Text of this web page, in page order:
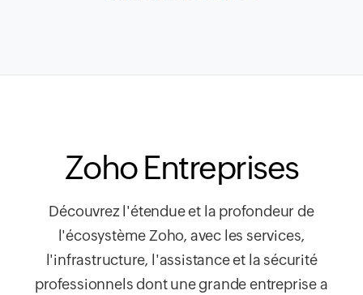
Zoho Entreprises
Découvrez l'étendue et la profondeur de
l'écosystème Zoho, avec les services,
l'infrastructure, l'assistance et la sécurité
professionnels dont une grande entreprise a